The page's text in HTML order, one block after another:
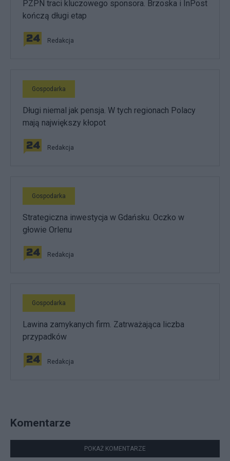
PZPN traci kluczowego sponsora. Brzoska i InPost
kończą długi etap
Redakcja
Gospodarka
Długi niemal jak pensja. W tych regionach Polacy
mają największy kłopot
Redakcja
Gospodarka
Strategiczna inwestycja w Gdańsku. Oczko w
głowie Orlenu
Redakcja
Gospodarka
Lawina zamykanych firm. Zatrważająca liczba
przypadków
Redakcja
Komentarze
POKAŻ KOMENTARZE